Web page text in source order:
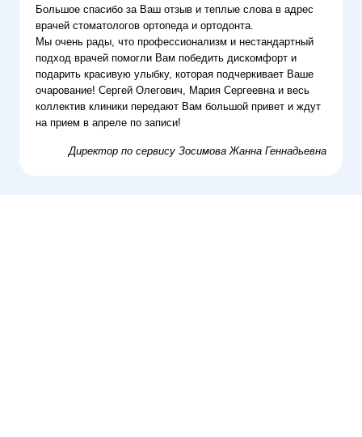
Большое спасибо за Ваш отзыв и теплые слова в адрес
врачей стоматологов ортопеда и ортодонта.
Мы очень рады, что профессионализм и нестандартный
подход врачей помогли Вам победить дискомфорт и
подарить красивую улыбку, которая подчеркивает Ваше
очарование! Сергей Олегович, Мария Сергеевна и весь
коллектив клиники передают Вам большой привет и ждут
на прием в апреле по записи!
Директор по сервису Зосимова Жанна Геннадьевна